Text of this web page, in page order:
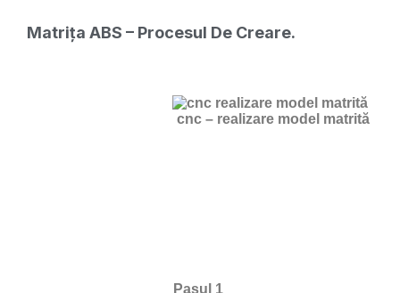
Matrița ABS – Procesul De Creare.
cnc – realizare model matrită
Pasul 1